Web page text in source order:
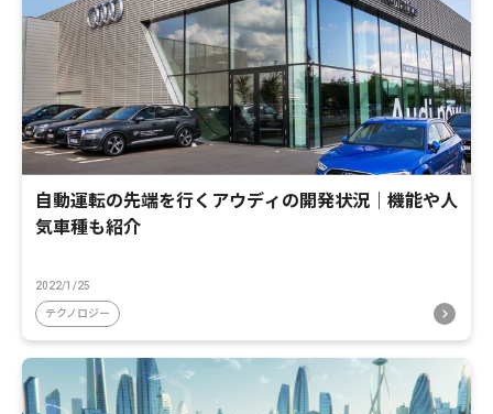
自動運転の先端を行くアウディの開発状況｜機能や人
気車種も紹介
2022/1/25
テクノロジー